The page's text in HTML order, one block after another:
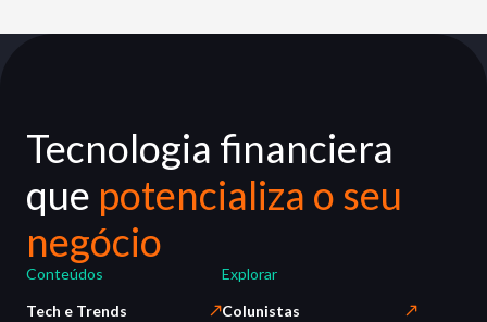
Tecnologia financiera
que potencializa o seu
negócio
Conteúdos
Tech e Trends
Explorar
Colunistas